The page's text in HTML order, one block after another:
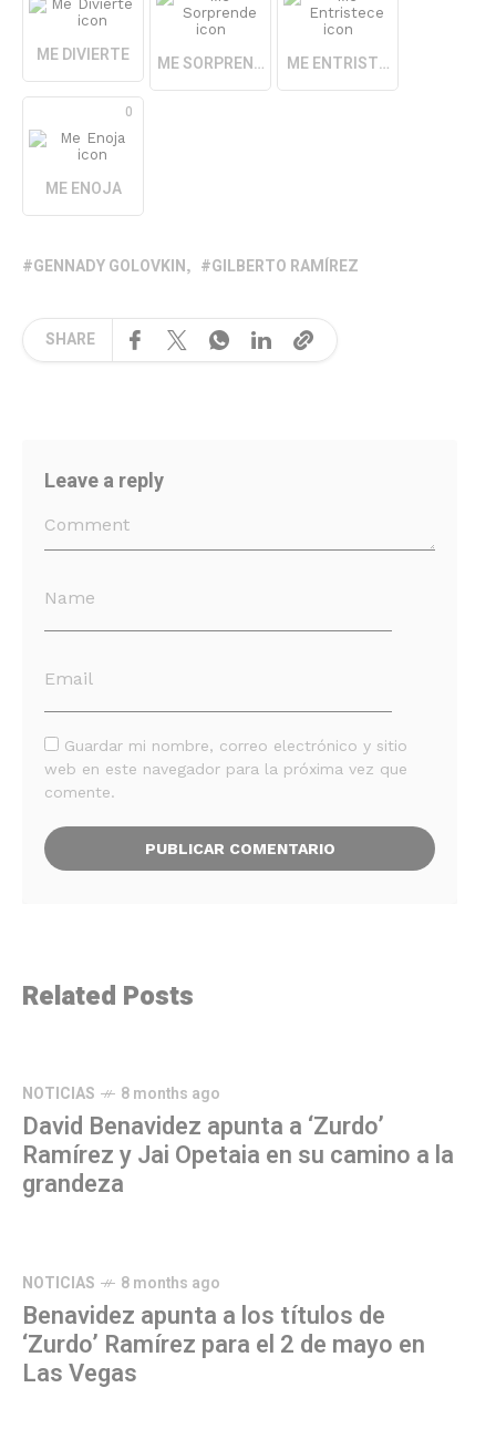
ME DIVIERTE ME SORPRENDE ME ENTRISTECE
0
ME ENOJA
GENNADY GOLOVKIN GILBERTO RAMÍREZ
SHARE
Leave a reply
Guardar mi nombre, correo electrónico y sitio
web en este navegador para la próxima vez que
comente.
Related Posts
NOTICIAS 8 months ago
David Benavidez apunta a ‘Zurdo’
Ramírez y Jai Opetaia en su camino a la
grandeza
NOTICIAS 8 months ago
Benavidez apunta a los títulos de
‘Zurdo’ Ramírez para el 2 de mayo en
Las Vegas